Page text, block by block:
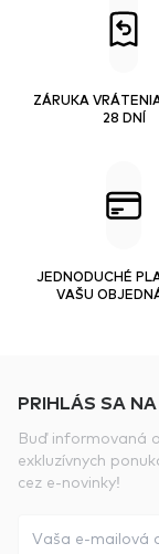
ZÁRUKA
28 DNÍ
JEDNODUCHÉ
VAŠU
PRIHLÁS SA
Buď informovaná
exkluzívnych
cez e-novinky!